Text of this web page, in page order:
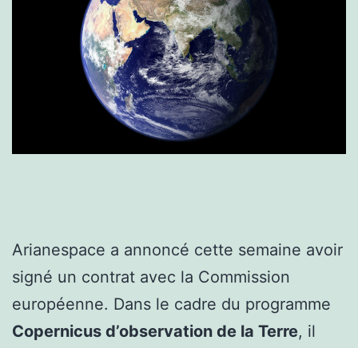
Arianespace a annoncé cette semaine avoir
signé un contrat avec la Commission
européenne. Dans le cadre du programme
Copernicus d’observation de la Terre, il